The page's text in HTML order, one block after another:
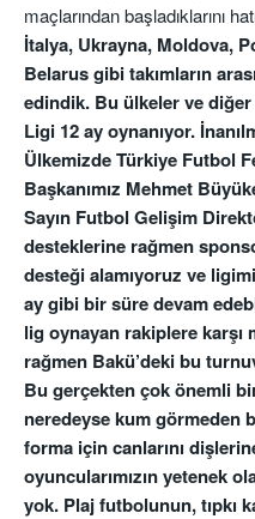
maçlarından başladıklarını
İtalya, Ukrayna, Moldova,
Belarus gibi takımların
edindik. Bu ülkeler ve
Ligi 12 ay oynanıyor.
Ülkemizde Türkiye Futbol
Başkanımız Mehmet
Sayın Futbol Gelişim
desteklerine rağmen
desteği alamıyoruz ve
ay gibi bir süre devam
lig oynayan rakiplere
rağmen Bakü’deki bu
Bu gerçekten çok önemli
neredeyse kum görmeden
forma için canlarını
oyuncularımızın yetenek
yok. Plaj futbolunun, tıpkı